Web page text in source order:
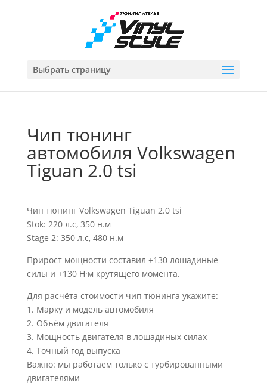
Выбрать страницу
Чип тюнинг
автомобиля Volkswagen
Tiguan 2.0 tsi
Чип тюнинг Volkswagen Tiguan 2.0 tsi
Stok: 220 л.с, 350 н.м
Stage 2: 350 л.с, 480 н.м
Прирост мощности составил +130 лошадиные
силы и +130 Н·м крутящего момента.
Для расчёта стоимости чип тюнинга укажите:
1. Марку и модель автомобиля
2. Объём двигателя
3. Мощность двигателя в лошадиных силах
4. Точный год выпуска
Важно: мы работаем только с турбированными
двигателями